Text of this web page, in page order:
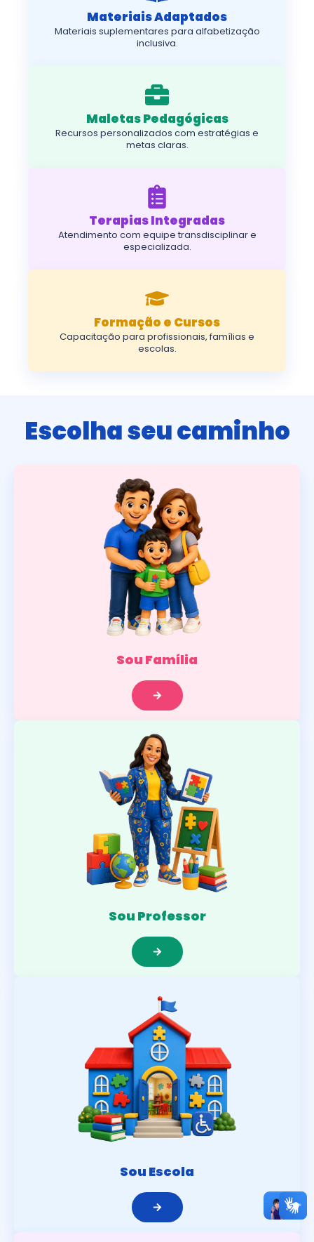
Materiais Adaptados
Materiais suplementares para alfabetização
inclusiva.
Maletas Pedagógicas
Recursos personalizados com estratégias e
metas claras.
Terapias Integradas
Atendimento com equipe transdisciplinar e
especializada.
Formação e Cursos
Capacitação para profissionais, famílias e
escolas.
Escolha seu caminho
Sou Família
Sou Professor
Sou Escola